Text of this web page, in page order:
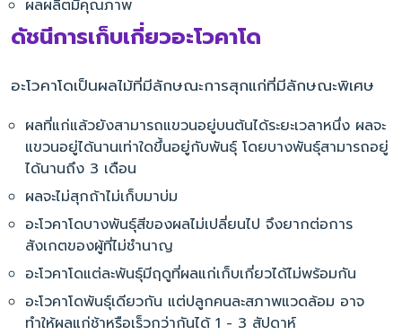
ผลผลิตมีคุณภาพ
ดัชนีการเก็บเกี่ยวอะโวคาโด
อะโวคาโดเป็นผลไม้ที่มีลักษณะการสุกแก่ที่มีลักษณะพิเศษ
ผลที่แก่แล้วยังสามารถแขวนอยู่บนต้นได้ระยะเวลาหนึ่ง ผลจะ
แขวนอยู่ได้นานเท่าใดขึ้นอยู่กับพันธุ์ โดยบางพันธุ์สามารถอยู่
ได้นานถึง 3 เดือน
ผลจะไม่สุกถ้าไม่เก็บมาบ่ม
อะโวคาโดบางพันธุ์สีของผลไม่เปลี่ยนไป จึงยากต่อการ
สังเกตของผู้ที่ไม่ชำนาญ
อะโวคาโดแต่ละพันธุ์มีฤดูที่ผลแก่เก็บเกี่ยวได้ไม่พร้อมกัน
อะโวคาโดพันธุ์เดียวกัน แต่ปลูกคนละสภาพแวดล้อม อาจ
ทำให้ผลแก่ช้าหรือเร็วกว่ากันได้ 1 - 3 สัปดาห์